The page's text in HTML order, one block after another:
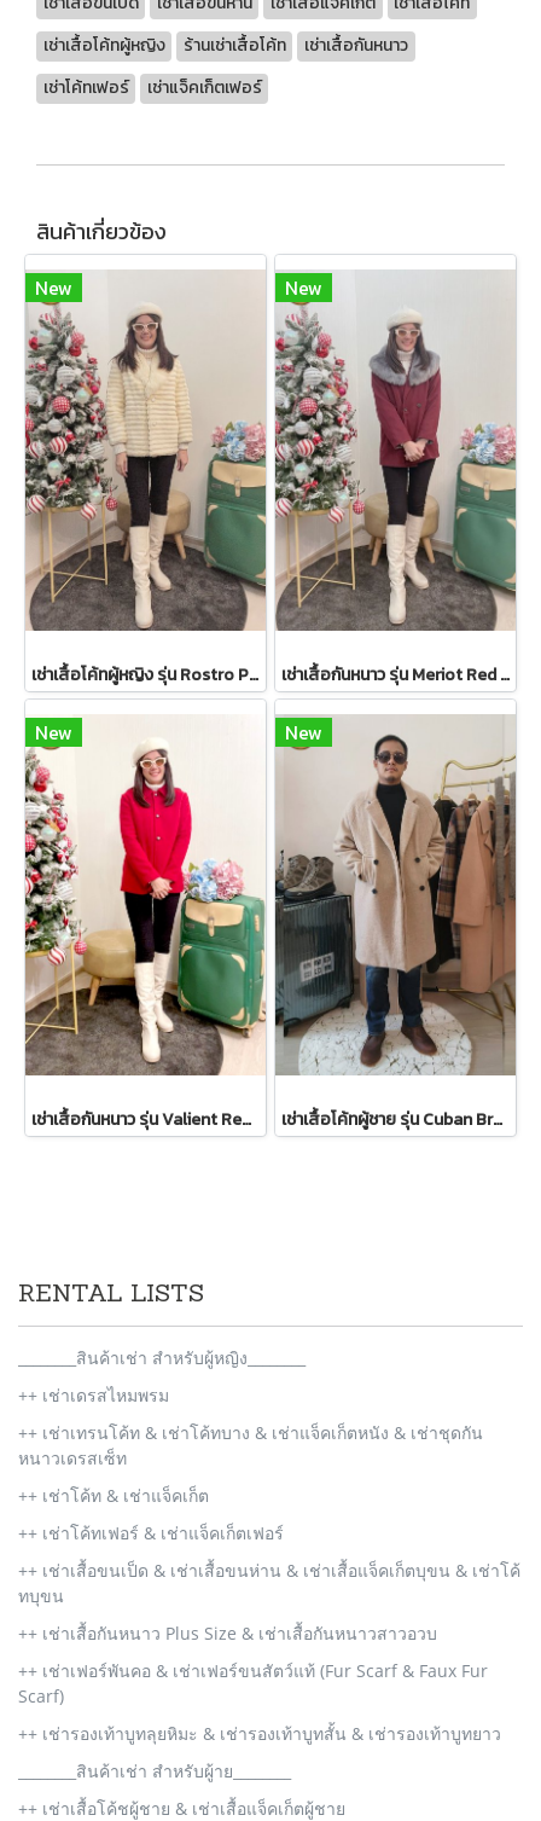
เช่าเสื้อโค้ทผู้หญิง
ร้านเช่าเสื้อโค้ท
เช่าเสื้อกันหนาว
เช่าโค้ทเฟอร์
เช่าแจ็คเก็ตเฟอร์
สินค้าเกี่ยวข้อง
New
เช่าเสื้อโค้ทผู้หญิง รุ่น Rostro Palido Faux Fur Coat 2105GCF1059FAWH1
New
เช่าเสื้อกันหนาว รุ่น Meriot Red Double Breasted Coat 2110GCL1719FARE1
New
เช่าเสื้อกันหนาว รุ่น Valient Red PeaCoat 2110GCL1689FARE1
New
เช่าเสื้อโค้ทผู้ชาย รุ่น Cuban Brown Sand Double Breasted Coat 2107GCL1133FABR1
RENTAL LISTS
________สินค้าเช่า สำหรับผู้หญิง________
++ เช่าเดรสไหมพรม
++ เช่าเทรนโค้ท & เช่าโค้ทบาง & เช่าแจ็คเก็ตหนัง & เช่าชุดกัน
หนาวเดรสเซ็ท
++ เช่าโค้ท & เช่าแจ็คเก็ต
++ เช่าโค้ทเฟอร์ & เช่าแจ็คเก็ตเฟอร์
++ เช่าเสื้อขนเป็ด & เช่าเสื้อขนห่าน & เช่าเสื้อแจ็คเก็ตบุขน & เช่าโค้
ทบุขน
++ เช่าเสื้อกันหนาว Plus Size & เช่าเสื้อกันหนาวสาวอวบ
++ เช่าเฟอร์พันคอ & เช่าเฟอร์ขนสัตว์แท้ (Fur Scarf & Faux Fur
Scarf)
++ เช่ารองเท้าบูทลุยหิมะ & เช่ารองเท้าบูทสั้น & เช่ารองเท้าบูทยาว
________สินค้าเช่า สำหรับผู้าย________
++ เช่าเสื้อโค้ชผู้ชาย & เช่าเสื้อแจ็คเก็ตผู้ชาย